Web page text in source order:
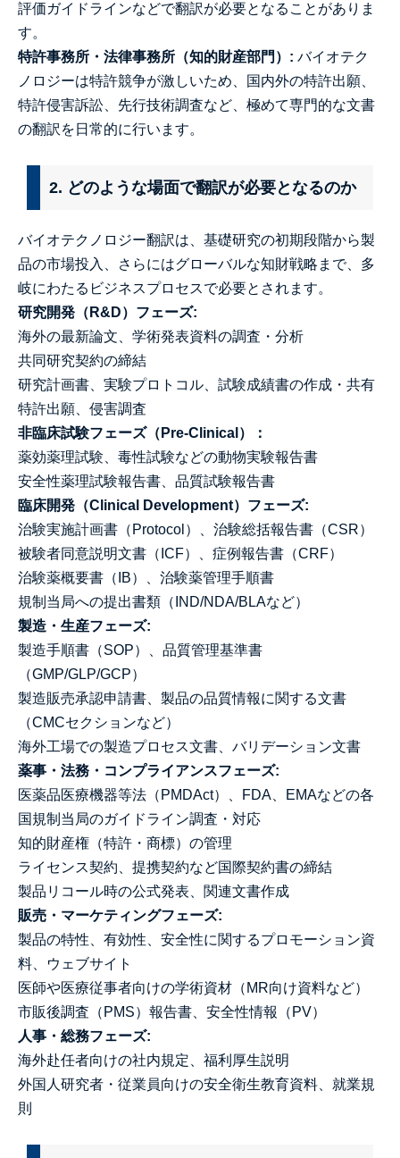
評価ガイドラインなどで翻訳が必要となることがありま
す。
特許事務所・法律事務所（知的財産部門）: バイオテク
ノロジーは特許競争が激しいため、国内外の特許出願、
特許侵害訴訟、先行技術調査など、極めて専門的な文書
の翻訳を日常的に行います。
2. どのような場面で翻訳が必要となるのか
バイオテクノロジー翻訳は、基礎研究の初期段階から製
品の市場投入、さらにはグローバルな知財戦略まで、多
岐にわたるビジネスプロセスで必要とされます。
研究開発（R&D）フェーズ:
海外の最新論文、学術発表資料の調査・分析
共同研究契約の締結
研究計画書、実験プロトコル、試験成績書の作成・共有
特許出願、侵害調査
非臨床試験フェーズ（Pre-Clinical）：
薬効薬理試験、毒性試験などの動物実験報告書
安全性薬理試験報告書、品質試験報告書
臨床開発（Clinical Development）フェーズ:
治験実施計画書（Protocol）、治験総括報告書（CSR）
被験者同意説明文書（ICF）、症例報告書（CRF）
治験薬概要書（IB）、治験薬管理手順書
規制当局への提出書類（IND/NDA/BLAなど）
製造・生産フェーズ:
製造手順書（SOP）、品質管理基準書
（GMP/GLP/GCP）
製造販売承認申請書、製品の品質情報に関する文書
（CMCセクションなど）
海外工場での製造プロセス文書、バリデーション文書
薬事・法務・コンプライアンスフェーズ:
医薬品医療機器等法（PMDAct）、FDA、EMAなどの各
国規制当局のガイドライン調査・対応
知的財産権（特許・商標）の管理
ライセンス契約、提携契約など国際契約書の締結
製品リコール時の公式発表、関連文書作成
販売・マーケティングフェーズ:
製品の特性、有効性、安全性に関するプロモーション資
料、ウェブサイト
医師や医療従事者向けの学術資材（MR向け資料など）
市販後調査（PMS）報告書、安全性情報（PV）
人事・総務フェーズ:
海外赴任者向けの社内規定、福利厚生説明
外国人研究者・従業員向けの安全衛生教育資料、就業規
則